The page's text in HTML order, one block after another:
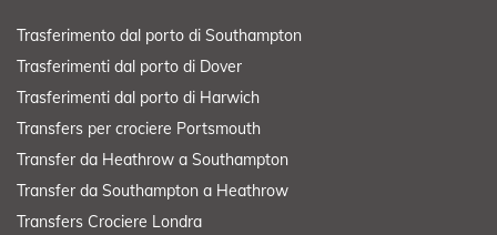
Trasferimento dal porto di Southampton
Trasferimenti dal porto di Dover
Trasferimenti dal porto di Harwich
Transfers per crociere Portsmouth
Transfer da Heathrow a Southampton
Transfer da Southampton a Heathrow
Transfers Crociere Londra